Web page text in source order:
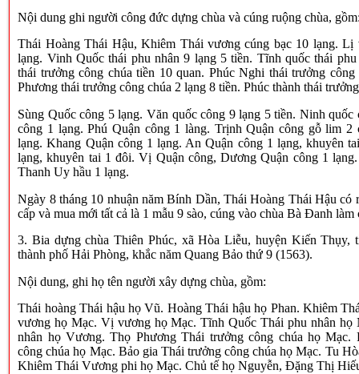
Nội dung ghi người công đức dựng chùa và cúng ruộng chùa,
Thái Hoàng Thái Hậu, Khiêm Thái vương cúng bạc 10 lạng. Lị
lạng. Vinh Quốc thái phu nhân 9 lạng 5 tiền. Tĩnh quốc thái
thái trưởng công chúa tiền 10 quan. Phúc Nghi thái trưởng
Phương thái trưởng công chúa 2 lạng 8 tiền. Phúc thành thái
Sùng Quốc công 5 lạng. Văn quốc công 9 lạng 5 tiền. Ninh quốc
công 1 lạng. Phú Quận công 1 làng. Trịnh Quận công gỗ lim 2
lạng. Khang Quận công 1 lạng. An Quận công 1 lạng, khuyên
lạng, khuyên tai 1 đôi. Vị Quận công, Dương Quận công 1
Thanh Uy hầu 1 lạng.
Ngày 8 tháng 10 nhuận năm Bính Dần, Thái Hoàng Thái Hậu có
cấp và mua mới tất cả là 1 mẫu 9 sào, cúng vào chùa Bà Đanh
3. Bia dựng chùa Thiên Phúc, xã Hòa Liễu, huyện Kiến Thụy,
thành phố Hải Phòng, khắc năm Quang Bảo thứ 9 (1563).
Nội dung, ghi họ tên người xây dựng chùa, gồm:
Thái hoàng Thái hậu họ Vũ. Hoàng Thái hậu họ Phan. Khiêm
vương họ Mạc. Vị vương họ Mạc. Tĩnh Quốc Thái phu nhân họ
nhân họ Vương. Thọ Phương Thái trưởng công chúa họ Mạc.
công chúa họ Mạc. Bảo gia Thái trưởng công chúa họ Mạc. Tu
Khiêm Thái Vương phi họ Mạc. Chủ tế họ Nguyễn, Đặng Thị